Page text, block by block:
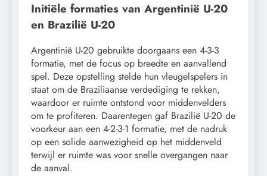
Initiële formaties van Argentinië U-20
en Brazilië U-20
Argentinië U-20 gebruikte doorgaans een 4-3-3
formatie, met de focus op breedte en aanvallend
spel. Deze opstelling stelde hun vleugelspelers in
staat om de Braziliaanse verdediging te rekken,
waardoor er ruimte ontstond voor middenvelders
om te profiteren. Daarentegen gaf Brazilië U-20 de
voorkeur aan een 4-2-3-1 formatie, met de nadruk
op een solide aanwezigheid op het middenveld
terwijl er ruimte was voor snelle overgangen naar
de aanval.